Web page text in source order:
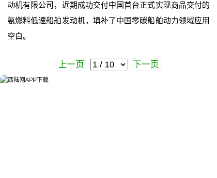
动机有限公司，近期成功交付中国首台正式实现商品交付的
氨燃料低速船舶发动机，填补了中国零碳船舶动力领域应用
空白。
上一页 下一页